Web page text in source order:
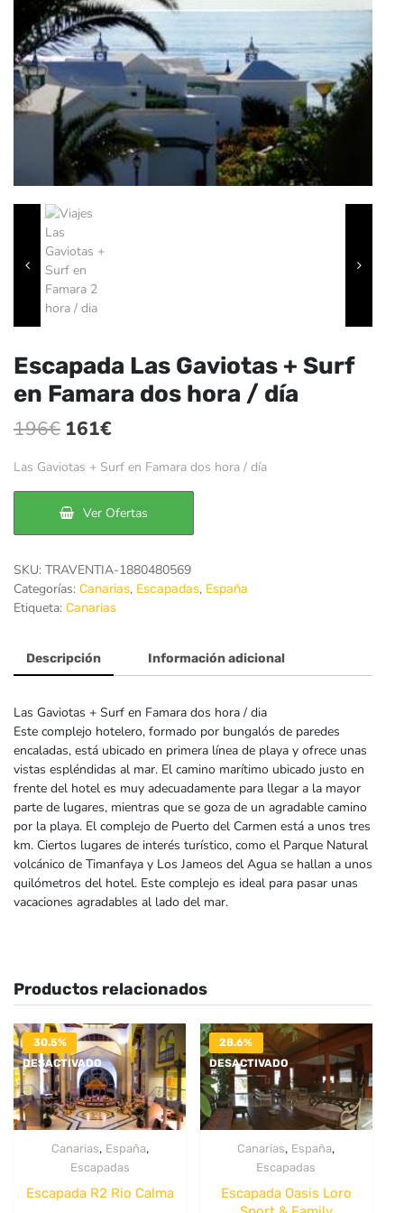
Escapada Las Gaviotas + Surf
en Famara dos hora / día
196€ El
precio
era:
196€.
161€
precio
es:
161€.
Las Gaviotas + Surf en Famara dos hora / día
Ver Ofertas
SKU: TRAVENTIA-1880480569
Categorías: Canarias, Escapadas, España
Etiqueta: Canarias
Descripción Información adicional
Las Gaviotas + Surf en Famara dos hora / dia
Este complejo hotelero, formado por bungalós de paredes
encaladas, está ubicado en primera línea de playa y ofrece unas
vistas espléndidas al mar. El camino marítimo ubicado justo en
frente del hotel es muy adecuadamente para llegar a la mayor
parte de lugares, mientras que se goza de un agradable camino
por la playa. El complejo de Puerto del Carmen está a unos tres
km. Ciertos lugares de interés turístico, como el Parque Natural
volcánico de Timanfaya y Los Jameos del Agua se hallan a unos
quilómetros del hotel. Este complejo es ideal para pasar unas
vacaciones agradables al lado del mar.
Productos relacionados
30.5%
DESACTIVADO
Canarias, España,
Escapadas
Escapada R2 Rio Calma
28.6%
DESACTIVADO
Canarias, España,
Escapadas
Escapada Oasis Loro